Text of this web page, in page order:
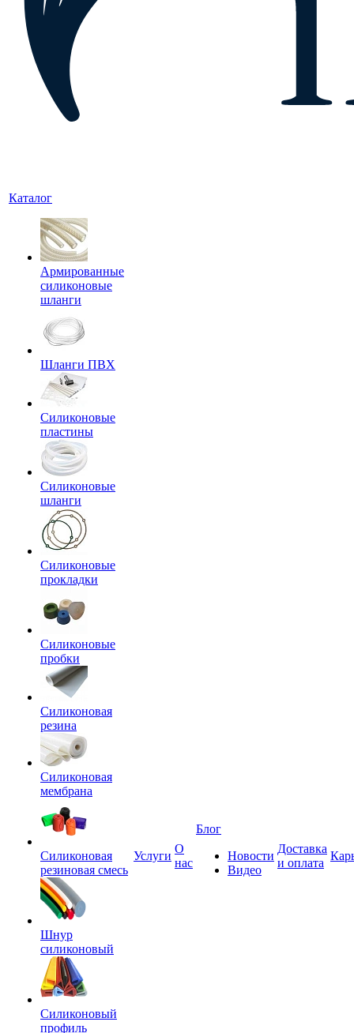
Каталог
Армированные
силиконовые
шланги
Шланги ПВХ
Силиконовые
пластины
Силиконовые
шланги
Силиконовые
прокладки
Силиконовые
пробки
Силиконовая
резина
Силиконовая
мембрана
Силиконовая
резиновая смесь
Шнур
силиконовый
Силиконовый
профиль
Услуги
О
нас
Блог
Новости
Видео
Доставка
и оплата